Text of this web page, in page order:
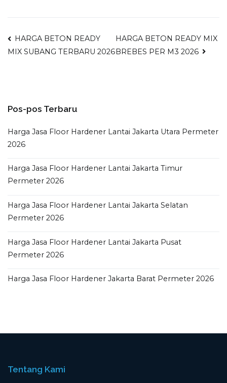
Navigasi
HARGA BETON READY
MIX SUBANG TERBARU 2026
HARGA BETON READY MIX
BREBES PER M3 2026
Pos-pos Terbaru
Harga Jasa Floor Hardener Lantai Jakarta Utara Permeter
2026
Harga Jasa Floor Hardener Lantai Jakarta Timur
Permeter 2026
Harga Jasa Floor Hardener Lantai Jakarta Selatan
Permeter 2026
Harga Jasa Floor Hardener Lantai Jakarta Pusat
Permeter 2026
Harga Jasa Floor Hardener Jakarta Barat Permeter 2026
Tentang Kami